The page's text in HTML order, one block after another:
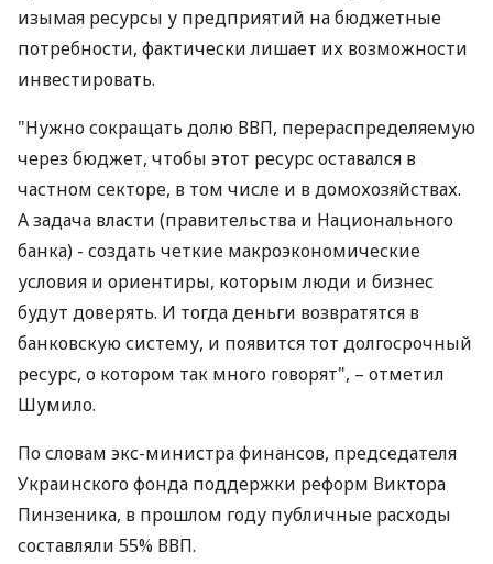
изымая ресурсы у предприятий на бюджетные
потребности, фактически лишает их возможности
инвестировать.
"Нужно сокращать долю ВВП, перераспределяемую
через бюджет, чтобы этот ресурс оставался в
частном секторе, в том числе и в домохозяйствах.
А задача власти (правительства и Национального
банка) - создать четкие макроэкономические
условия и ориентиры, которым люди и бизнес
будут доверять. И тогда деньги возвратятся в
банковскую систему, и появится тот долгосрочный
ресурс, о котором так много говорят", – отметил
Шумило.
По словам экс-министра финансов, председателя
Украинского фонда поддержки реформ Виктора
Пинзеника, в прошлом году публичные расходы
составляли 55% ВВП.